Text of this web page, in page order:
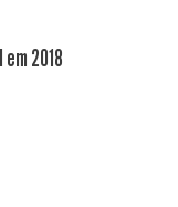
2018